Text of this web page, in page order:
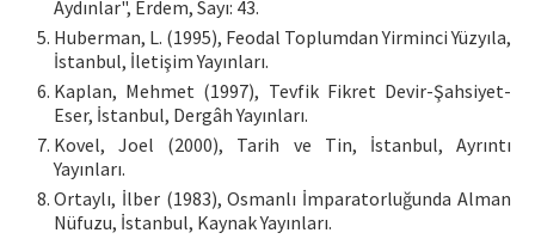
Aydınlar", Erdem, Sayı: 43.
Huberman, L. (1995), Feodal Toplumdan Yirminci Yüzyıla,
İstanbul, İletişim Yayınları.
Kaplan, Mehmet (1997), Tevfik Fikret Devir-Şahsiyet-
Eser, İstanbul, Dergâh Yayınları.
Kovel, Joel (2000), Tarih ve Tin, İstanbul, Ayrıntı
Yayınları.
Ortaylı, İlber (1983), Osmanlı İmparatorluğunda Alman
Nüfuzu, İstanbul, Kaynak Yayınları.